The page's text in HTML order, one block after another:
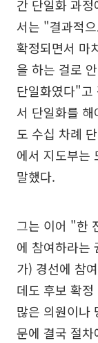
간 단일화 과
서는 "결과적
확정되면서 마
을 하는 걸로
단일화였다"고
서 단일화를
도 수십 차례
에서 지도부는
말했다.
그는 이어 "한
에 참여하라는
가) 경선에 참
데도 후보 확
많은 의원이나
문에 결국 절